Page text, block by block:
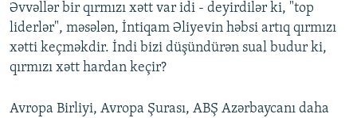
Əvvəllər bir qırmızı xətt var idi - deyirdilər ki, "top
liderlər", məsələn, İntiqam Əliyevin həbsi artıq qırmızı
xətti keçməkdir. İndi bizi düşündürən sual budur ki,
qırmızı xətt hardan keçir?
Avropa Birliyi, Avropa Şurası, ABŞ Azərbaycanı daha